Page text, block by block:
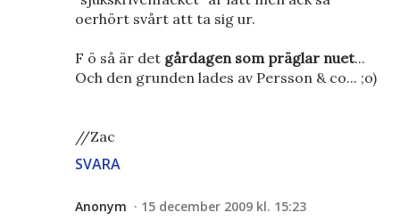
oerhört svårt att ta sig ur.
F ö så är det gårdagen som präglar nuet...
Och den grunden lades av Persson & co... ;o)
//Zac
SVARA
Anonym 15 december 2009 kl. 15:23